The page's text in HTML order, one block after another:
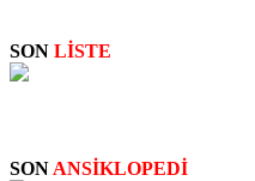
SON LİSTE
SON ANSİKLOPEDİ